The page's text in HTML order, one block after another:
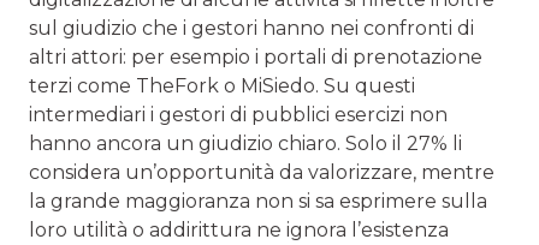
sul giudizio che i gestori hanno nei confronti di
altri attori: per esempio i portali di prenotazione
terzi come TheFork o MiSiedo. Su questi
intermediari i gestori di pubblici esercizi non
hanno ancora un giudizio chiaro. Solo il 27% li
considera un’opportunità da valorizzare, mentre
la grande maggioranza non si sa esprimere sulla
loro utilità o addirittura ne ignora l’esistenza